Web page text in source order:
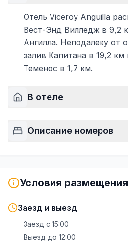
Отель Viceroy Anguilla
Вест-Энд Вилледж в 9,2
Ангилла. Неподалеку от
залив Капитана в 19,2 км
Теменос в 1,7 км.
В отеле
Описание номеров
Условия размещения
Заезд и выезд
Заезд с 15:00
Выезд до 12:00